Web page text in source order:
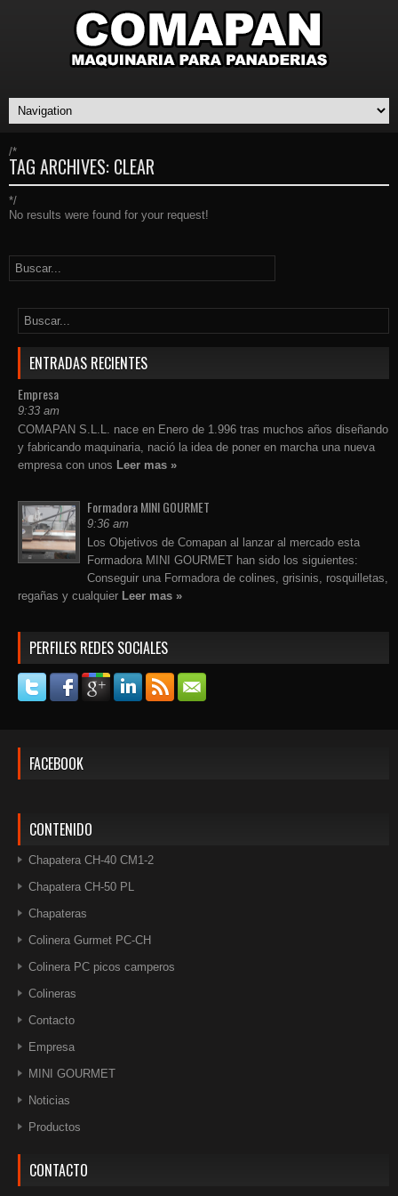
/*
TAG ARCHIVES: CLEAR
*/
No results were found for your request!
ENTRADAS RECIENTES
Empresa
9:33 am
COMAPAN S.L.L. nace en Enero de 1.996 tras muchos años diseñando
y fabricando maquinaria, nació la idea de poner en marcha una nueva
empresa con unos Leer mas »
Formadora MINI GOURMET
9:36 am
Los Objetivos de Comapan al lanzar al mercado esta
Formadora MINI GOURMET han sido los siguientes:
Conseguir una Formadora de colines, grisinis, rosquilletas,
regañas y cualquier Leer mas »
PERFILES REDES SOCIALES
FACEBOOK
CONTENIDO
Chapatera CH-40 CM1-2
Chapatera CH-50 PL
Chapateras
Colinera Gurmet PC-CH
Colinera PC picos camperos
Colineras
Contacto
Empresa
MINI GOURMET
Noticias
Productos
CONTACTO